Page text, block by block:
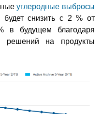
углеродные выбросы
снизить с 2 % от
в будущем благодаря
решений на продукты